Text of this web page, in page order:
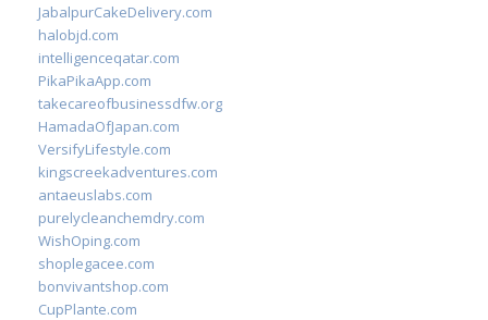
JabalpurCakeDelivery.com
halobjd.com
intelligenceqatar.com
PikaPikaApp.com
takecareofbusinessdfw.org
HamadaOfJapan.com
VersifyLifestyle.com
kingscreekadventures.com
antaeuslabs.com
purelycleanchemdry.com
WishOping.com
shoplegacee.com
bonvivantshop.com
CupPlante.com